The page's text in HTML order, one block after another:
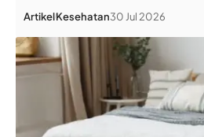
ArtikelKesehatan30 Jul 2026